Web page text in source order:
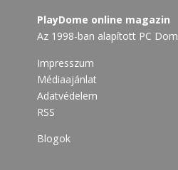
PlayDome online magazin
Az 1998-ban alapított PC
Impresszum
Médiaajánlat
Adatvédelem
RSS
Blogok